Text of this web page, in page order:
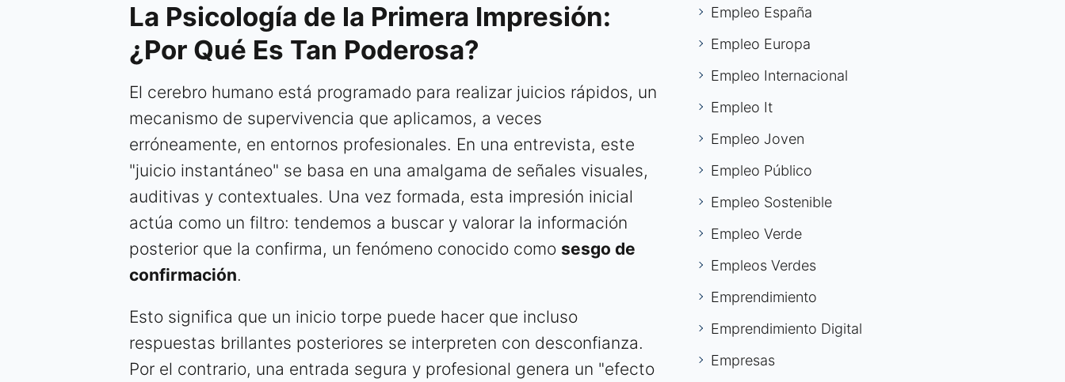
La Psicología de la Primera Impresión:
¿Por Qué Es Tan Poderosa?
El cerebro humano está programado para realizar juicios rápidos, un
mecanismo de supervivencia que aplicamos, a veces
erróneamente, en entornos profesionales. En una entrevista, este
"juicio instantáneo" se basa en una amalgama de señales visuales,
auditivas y contextuales. Una vez formada, esta impresión inicial
actúa como un filtro: tendemos a buscar y valorar la información
posterior que la confirma, un fenómeno conocido como sesgo de
confirmación.
Esto significa que un inicio torpe puede hacer que incluso
respuestas brillantes posteriores se interpreten con desconfianza.
Por el contrario, una entrada segura y profesional genera un "efecto
Empleo España
Empleo Europa
Empleo Internacional
Empleo It
Empleo Joven
Empleo Público
Empleo Sostenible
Empleo Verde
Empleos Verdes
Emprendimiento
Emprendimiento Digital
Empresas